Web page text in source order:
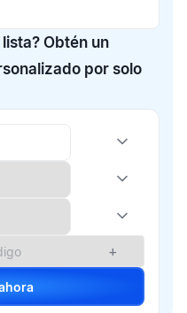
Obtén un
por solo
+
ahora